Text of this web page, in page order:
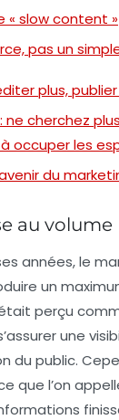
« slow content »
pas un
plus,
ne cherchez
occuper les
du
au volume
années, le
un
perçu
une
du public.
que l’on